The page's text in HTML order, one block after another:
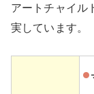
アートチャイル
実しています。